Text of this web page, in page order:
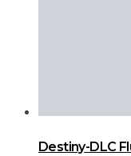
Destiny-DLC